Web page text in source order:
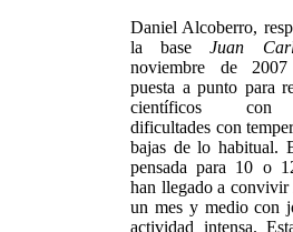
Daniel Alcoberro,
la baseJuan
noviembre de
puesta a punto para
científicos con
dificultades con
bajas de lo habitual.
pensada para 10 o
han llegado a convivir
un mes y medio con
actividad intensa.